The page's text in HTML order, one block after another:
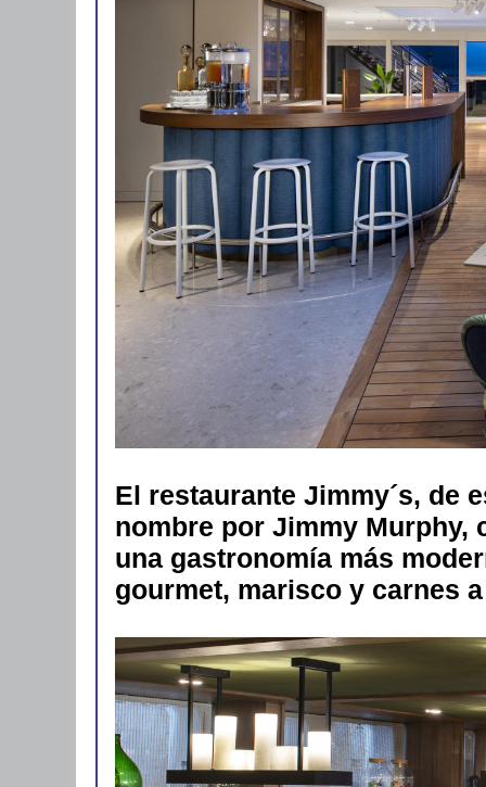
El restaurante Jimmy´s, de
nombre por Jimmy Murphy,
una gastronomía más
gourmet, marisco y carnes